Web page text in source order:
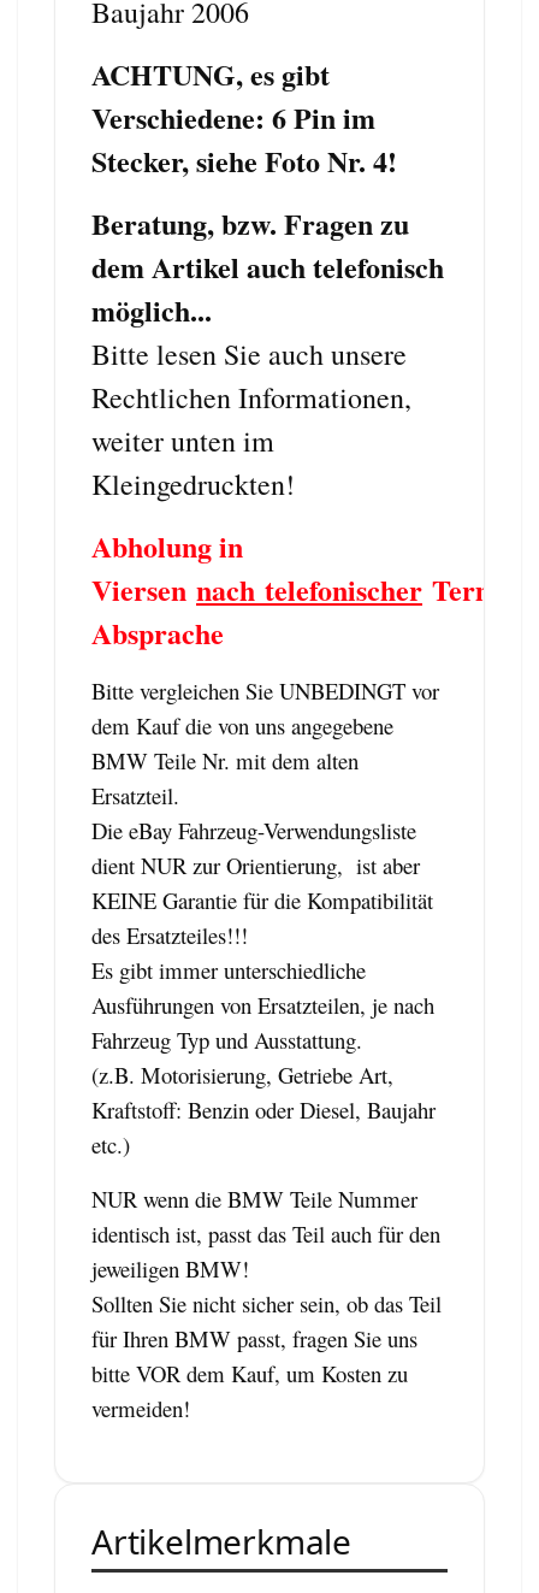
Baujahr 2006
ACHTUNG, es gibt
Verschiedene: 6 Pin im
Stecker, siehe Foto Nr. 4!
Beratung, bzw. Fragen zu
dem Artikel auch telefonisch
möglich...
Bitte lesen Sie auch unsere
Rechtlichen Informationen,
weiter unten im
Kleingedruckten!
Abholung in
Viersen nach telefonischer Termin
Absprache
Bitte vergleichen Sie UNBEDINGT vor
dem Kauf die von uns angegebene
BMW Teile Nr. mit dem alten
Ersatzteil.
Die eBay Fahrzeug-Verwendungsliste
dient NUR zur Orientierung, ist aber
KEINE Garantie für die Kompatibilität
des Ersatzteiles!!!
Es gibt immer unterschiedliche
Ausführungen von Ersatzteilen, je nach
Fahrzeug Typ und Ausstattung.
(z.B. Motorisierung, Getriebe Art,
Kraftstoff: Benzin oder Diesel, Baujahr
etc.)
NUR wenn die BMW Teile Nummer
identisch ist, passt das Teil auch für den
jeweiligen BMW!
Sollten Sie nicht sicher sein, ob das Teil
für Ihren BMW passt, fragen Sie uns
bitte VOR dem Kauf, um Kosten zu
vermeiden!
Artikelmerkmale